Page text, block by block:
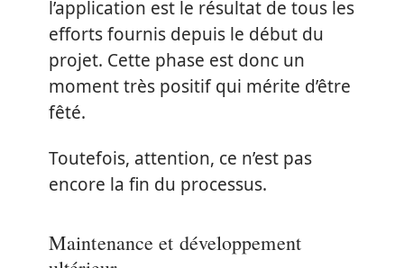
l’application est le résultat de tous les
efforts fournis depuis le début du
projet. Cette phase est donc un
moment très positif qui mérite d’être
fêté.
Toutefois, attention, ce n’est pas
encore la fin du processus.
Maintenance et développement